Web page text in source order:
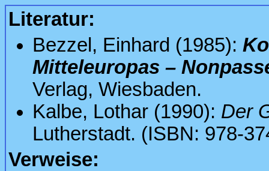
Literatur:
Bezzel, Einhard (1985):
Mitteleuropas –
Verlag, Wiesbaden.
Kalbe, Lothar (1990): Der
Lutherstadt. (ISBN: 978-
Verweise: